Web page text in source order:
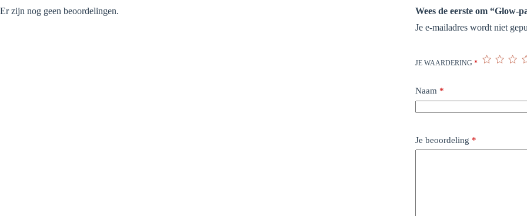
Er zijn nog geen beoordelingen.
Wees de eerste om “Glow-
Je e-mailadres wordt niet
JE WAARDERING *
Naam *
Je beoordeling *